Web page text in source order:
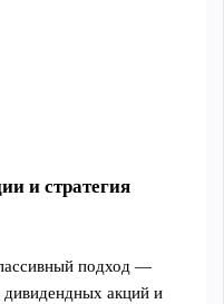
и стратегия
подход —
дивидендных акций и